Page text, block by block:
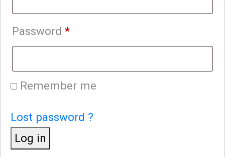
Password *
Remember me
Lost password ?
Log in